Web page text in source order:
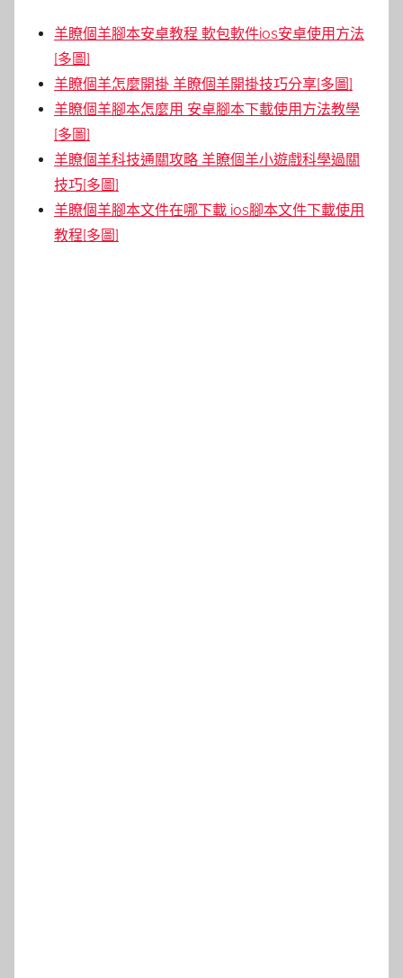
羊瞭個羊腳本安卓教程 軟包軟件ios安卓使用方法
[多圖]
羊瞭個羊怎麼開掛 羊瞭個羊開掛技巧分享[多圖]
羊瞭個羊腳本怎麼用 安卓腳本下載使用方法教學
[多圖]
羊瞭個羊科技通關攻略 羊瞭個羊小遊戲科學過關
技巧[多圖]
羊瞭個羊腳本文件在哪下載 ios腳本文件下載使用
教程[多圖]